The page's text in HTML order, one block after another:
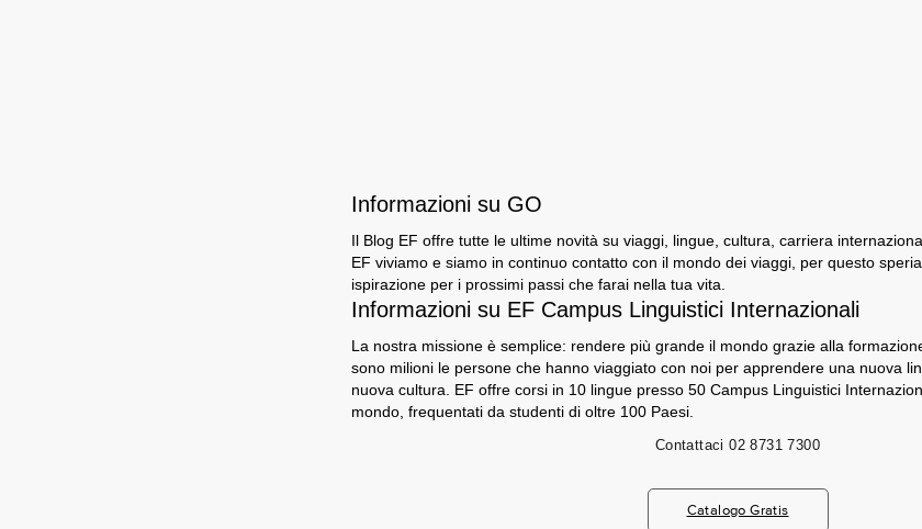
Informazioni su GO
Il Blog EF offre tutte le ultime novità su viaggi, lingue, cultura, carriera
EF viviamo e siamo in continuo contatto con il mondo dei viaggi, per questo
ispirazione per i prossimi passi che farai nella tua vita.
Informazioni su EF Campus Linguistici Internazionali
La nostra missione è semplice: rendere più grande il mondo grazie alla
sono milioni le persone che hanno viaggiato con noi per apprendere una nuova
nuova cultura. EF offre corsi in 10 lingue presso 50 Campus Linguistici
mondo, frequentati da studenti di oltre 100 Paesi.
Contattaci 02 8731 7300
Catalogo Gratis